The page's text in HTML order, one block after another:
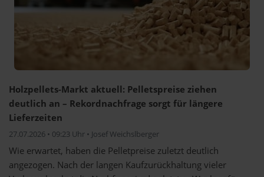
Holzpellets-Markt aktuell: Pelletspreise ziehen
deutlich an – Rekordnachfrage sorgt für längere
Lieferzeiten
27.07.2026 • 09:23 Uhr • Josef Weichslberger
Wie erwartet, haben die Pelletpreise zuletzt deutlich
angezogen. Nach der langen Kaufzurückhaltung vieler